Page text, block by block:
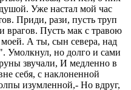
Уже настал мой час
Приди, рази, пусть труп
врагов. Пусть мак с травою
А ты, сын севера, над
но долго и сами
звучали, И медленно в
себя, с наклоненной
изумленной,- Но вдруг,